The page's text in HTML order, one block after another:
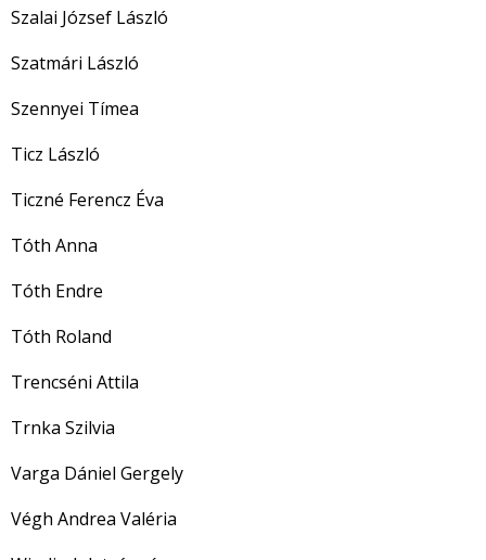
Szalai József László
Szatmári László
Szennyei Tímea
Ticz László
Ticzné Ferencz Éva
Tóth Anna
Tóth Endre
Tóth Roland
Trencséni Attila
Trnka Szilvia
Varga Dániel Gergely
Végh Andrea Valéria